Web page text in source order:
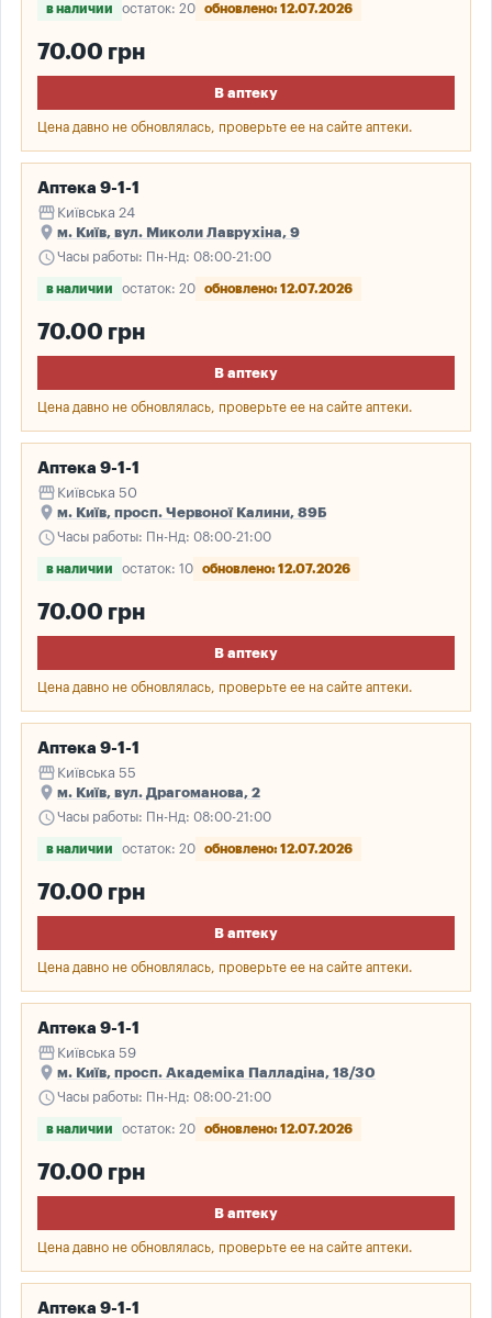
в наличии остаток: 20 обновлено: 12.07.2026
70.00 грн
В аптеку
Цена давно не обновлялась, проверьте ее на сайте аптеки.
Аптека 9-1-1
storefront Київська 24
place м. Київ, вул. Миколи Лаврухіна, 9
scheduleЧасы работы: Пн-Нд: 08:00-21:00
в наличии остаток: 20 обновлено: 12.07.2026
70.00 грн
В аптеку
Цена давно не обновлялась, проверьте ее на сайте аптеки.
Аптека 9-1-1
storefront Київська 50
place м. Київ, просп. Червоної Калини, 89Б
scheduleЧасы работы: Пн-Нд: 08:00-21:00
в наличии остаток: 10 обновлено: 12.07.2026
70.00 грн
В аптеку
Цена давно не обновлялась, проверьте ее на сайте аптеки.
Аптека 9-1-1
storefront Київська 55
place м. Київ, вул. Драгоманова, 2
scheduleЧасы работы: Пн-Нд: 08:00-21:00
в наличии остаток: 20 обновлено: 12.07.2026
70.00 грн
В аптеку
Цена давно не обновлялась, проверьте ее на сайте аптеки.
Аптека 9-1-1
storefront Київська 59
place м. Київ, просп. Академіка Палладіна, 18/30
scheduleЧасы работы: Пн-Нд: 08:00-21:00
в наличии остаток: 20 обновлено: 12.07.2026
70.00 грн
В аптеку
Цена давно не обновлялась, проверьте ее на сайте аптеки.
Аптека 9-1-1